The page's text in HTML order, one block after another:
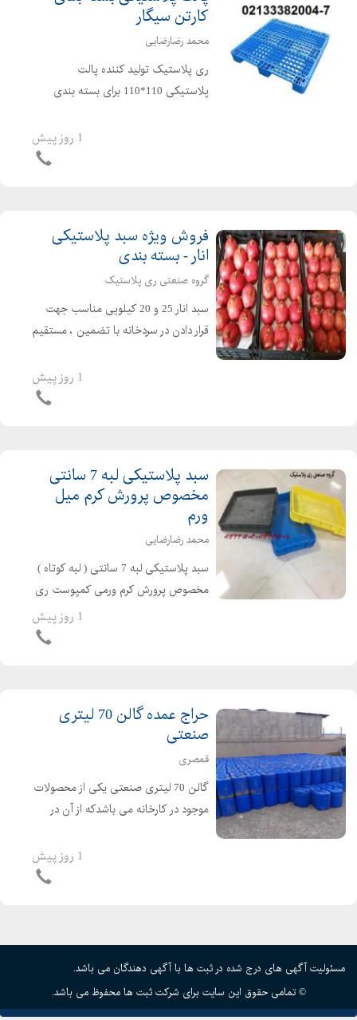
کارتن سیگار
محمد رضارضایی
ری پلاستیک تولید کننده پالت
پلاستیکی 110*110 برای بسته بندی
- ۰۲۱۳۳۳۸۲۰۰۵ - ۰۲۱۳۳۳۸۲۰۰۴ -
1 روز پیش
فروش ویژه سبد پلاستیکی
انار - بسته بندی
گروه صنعتی ری پلاستیک
سبد انار 25 و 20 کیلویی مناسب جهت
قرار دادن در سردخانه با تضمین ، مستقیم
کنید گروه صنعتی ری پلاستیک: ۰۲۱۳۳۳۸۲۰۰۶
1 روز پیش
سبد پلاستیکی لبه 7 سانتی
مخصوص پرورش کرم میل
ورم
محمد رضارضایی
سبد پلاستیکی لبه 7 سانتی ( لبه کوتاه )
مخصوص پرورش کرم ورمی کمپوست ری
پلاستیک تنها تولید کننده سبدهای لبه
کوتاه 7 سانتی مخصوص پرورش کرم میل
1 روز پیش
حراج عمده گالن 70 لیتری
صنعتی
قمصری
گالن 70 لیتری صنعتی یکی از محصولات
موجود در کارخانه می باشدکه از آن در
ظرفیت 70 لیتر را دارد و در برابر نورخورشید
1 روز پیش
مسئولیت آگهی های درج شده در ثبت ها با آگهی دهندگان می باشد.
© تمامی حقوق این سایت برای شرکت ثبت ها محفوظ می باشد.